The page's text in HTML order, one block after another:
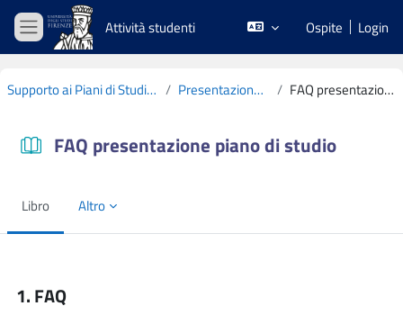
Vai al contenuto principale
Pannello laterale
Attività studenti Ospite Login
Supporto ai Piani di Studio CdS L19 2022-2023 Presentazione e materiali utili FAQ presentazione piano di studio
FAQ presentazione piano di studio
Libro Altro
1. FAQ